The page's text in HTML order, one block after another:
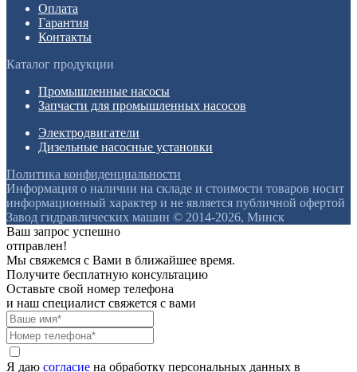
Оплата
Гарантия
Контакты
Каталог продукции
Промышленные насосы
Запчасти для промышленных насосов
Электродвигатели
Дизельные насосные установки
Политика конфиденциальности
Информация о наличии на складе и стоимости товаров носит
информационный характер и не является публичной офертой
Завод гидравлических машин © 2014-2026, Минск
Ваш запрос успешно
отправлен!
Мы свяжемся с Вами в ближайшее время.
Получите бесплатную консультацию
Оставьте свой номер телефона
и наш специалист свяжется с вами
Я даю согласие на обработку персональных данных в